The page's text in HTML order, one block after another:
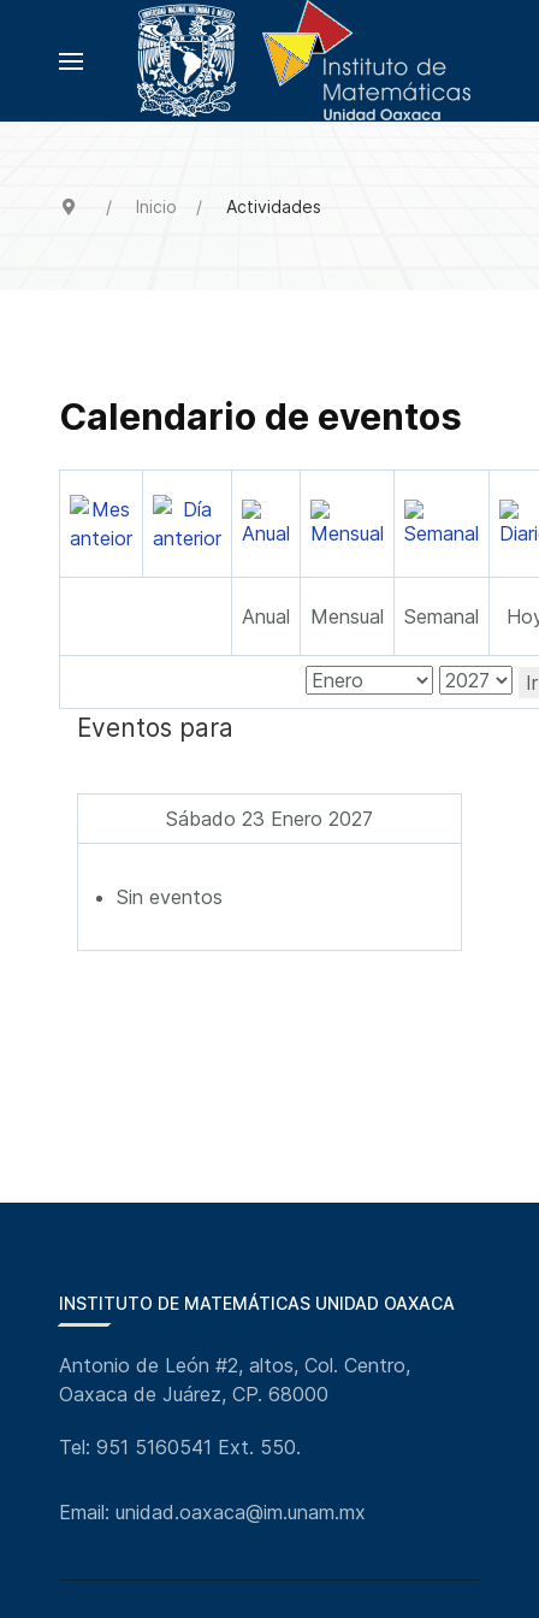
Inicio Actividades
Calendario de eventos
Anual Mensual Semanal
Eventos para
Sábado 23 Enero 2027
Sin eventos
INSTITUTO DE MATEMÁTICAS UNIDAD OAXACA
Antonio de León #2, altos, Col. Centro,
Oaxaca de Juárez, CP. 68000
Tel: 951 5160541 Ext. 550.
Email: unidad.oaxaca@im.unam.mx